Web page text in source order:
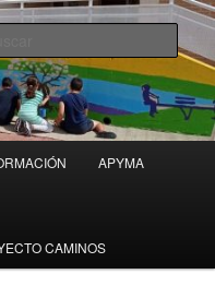
APYMA
CAMINOS